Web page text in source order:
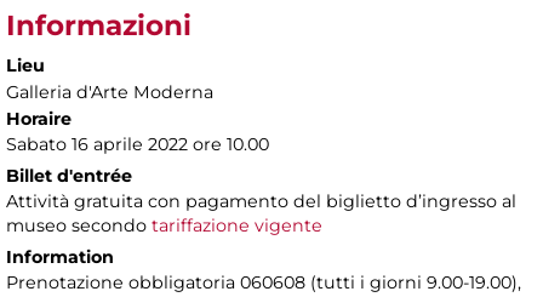
Informazioni
Lieu
Galleria d'Arte Moderna
Horaire
Sabato 16 aprile 2022 ore 10.00
Billet d'entrée
Attività gratuita con pagamento del biglietto d’ingresso al
museo secondo tariffazione vigente
Information
Prenotazione obbligatoria 060608 (tutti i giorni 9.00-19.00),